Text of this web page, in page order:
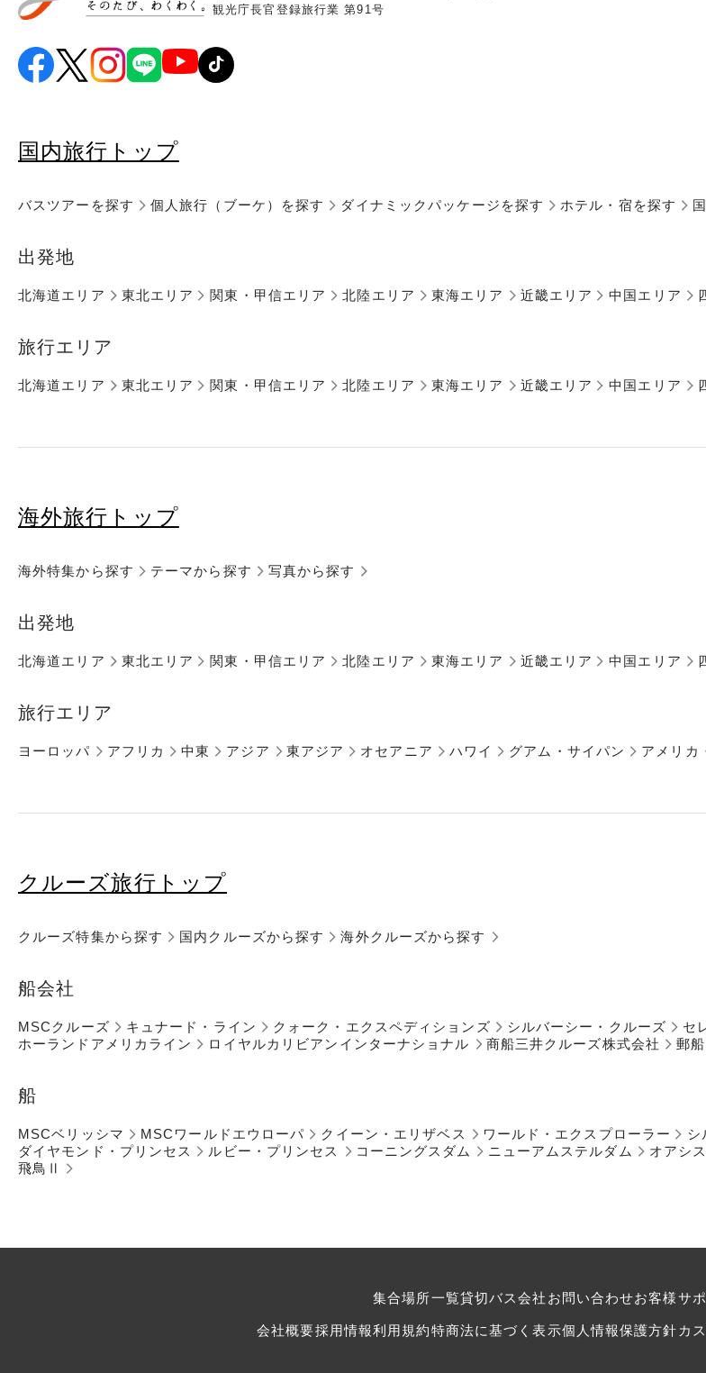
観光庁長官登録旅行業 第91号
国内旅行トップ
バスツアーを探す 個人旅行（ブーケ）を探す ダイナミックパッケージを探す ホテル・宿を探す
出発地
北海道エリア 東北エリア 関東・甲信エリア 北陸エリア 東海エリア 近畿エリア 中国エリア
旅行エリア
北海道エリア 東北エリア 関東・甲信エリア 北陸エリア 東海エリア 近畿エリア 中国エリア
海外旅行トップ
海外特集から探す テーマから探す 写真から探す
出発地
北海道エリア 東北エリア 関東・甲信エリア 北陸エリア 東海エリア 近畿エリア 中国エリア
旅行エリア
ヨーロッパ アフリカ 中東 アジア 東アジア オセアニア ハワイ グアム・サイパン アメリカ
クルーズ旅行トップ
クルーズ特集から探す 国内クルーズから探す 海外クルーズから探す
船会社
MSCクルーズ キュナード・ライン クォーク・エクスペディションズ シルバーシー・クルーズ セ
ホーランドアメリカライン
ロイヤルカリビアンインターナショナル 商船三井クルーズ株式会社 郵
船
MSCベリッシマ MSCワールドエウローパ クイーン・エリザベス ワールド・エクスプローラー シ
ダイヤモンド・プリンセス
ルビー・プリンセス コーニングスダム ニューアムステルダム オアシ
飛鳥Ⅱ
集合場所一覧貸切バス会社 お問い合わせお客様サ
会社概要採用情報利用規約特商法に基づく表示個人情報保護方針 カ